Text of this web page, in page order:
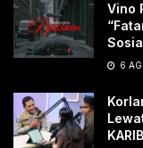
Vino
6
KARIB